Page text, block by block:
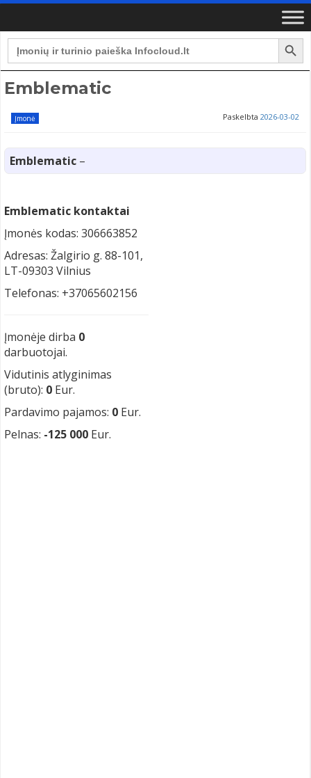
Search
for:
Search Button
Emblematic
Įmonė Paskelbta 2026-03-02
Emblematic –
Emblematic kontaktai
Įmonės kodas: 306663852
Adresas: Žalgirio g. 88-101,
LT-09303 Vilnius
Telefonas: +37065602156
Įmonėje dirba 0
darbuotojai.
Vidutinis atlyginimas
(bruto): 0 Eur.
Pardavimo pajamos: 0 Eur.
Pelnas: -125 000 Eur.